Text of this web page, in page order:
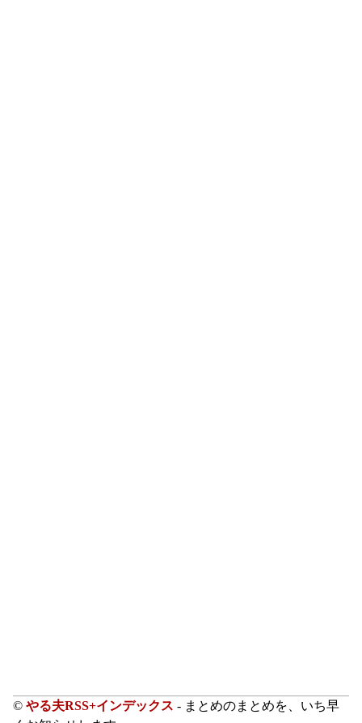
© やる夫RSS+インデックス - まとめのまとめを、いち早